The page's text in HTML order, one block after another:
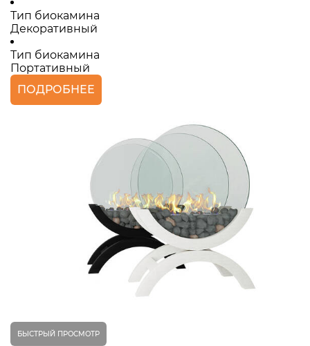
Тип биокамина
Декоративный
Тип биокамина
Портативный
ПОДРОБНЕЕ
БЫСТРЫЙ ПРОСМОТР